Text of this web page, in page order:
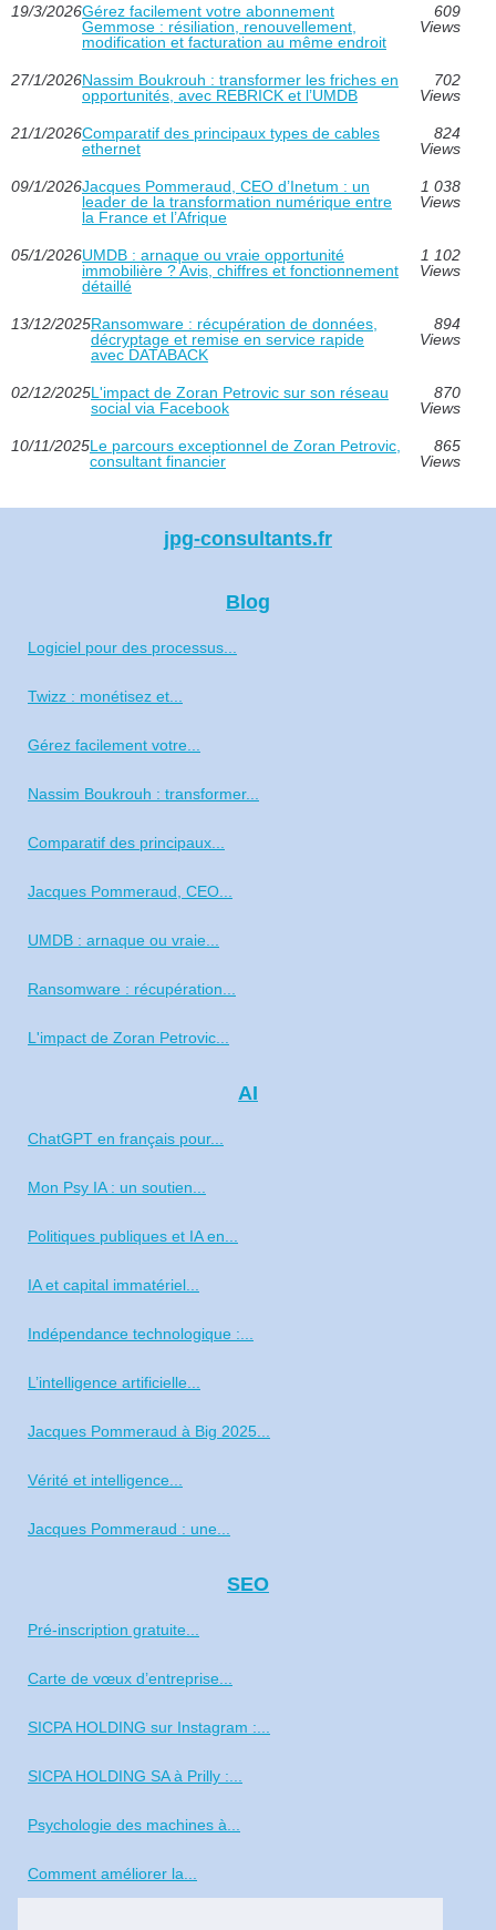
19/3/2026Gérez facilement votre abonnement
Gemmose : résiliation, renouvellement,
modification et facturation au même endroit
609
Views
27/1/2026Nassim Boukrouh : transformer les friches en
opportunités, avec REBRICK et l’UMDB
702
Views
21/1/2026Comparatif des principaux types de cables
ethernet
824
Views
09/1/2026Jacques Pommeraud, CEO d’Inetum : un
leader de la transformation numérique entre
la France et l’Afrique
1 038
Views
05/1/2026UMDB : arnaque ou vraie opportunité
immobilière ? Avis, chiffres et fonctionnement
détaillé
1 102
Views
13/12/2025Ransomware : récupération de données,
décryptage et remise en service rapide
avec DATABACK
894
Views
02/12/2025L'impact de Zoran Petrovic sur son réseau
social via Facebook
870
Views
10/11/2025Le parcours exceptionnel de Zoran Petrovic,
consultant financier
865
Views
jpg-consultants.fr
Blog
Logiciel pour des processus...
Twizz : monétisez et...
Gérez facilement votre...
Nassim Boukrouh : transformer...
Comparatif des principaux...
Jacques Pommeraud, CEO...
UMDB : arnaque ou vraie...
Ransomware : récupération...
L'impact de Zoran Petrovic...
AI
ChatGPT en français pour...
Mon Psy IA : un soutien...
Politiques publiques et IA en...
IA et capital immatériel...
Indépendance technologique :...
L’intelligence artificielle...
Jacques Pommeraud à Big 2025...
Vérité et intelligence...
Jacques Pommeraud : une...
SEO
Pré‑inscription gratuite...
Carte de vœux d’entreprise...
SICPA HOLDING sur Instagram :...
SICPA HOLDING SA à Prilly :...
Psychologie des machines à...
Comment améliorer la...